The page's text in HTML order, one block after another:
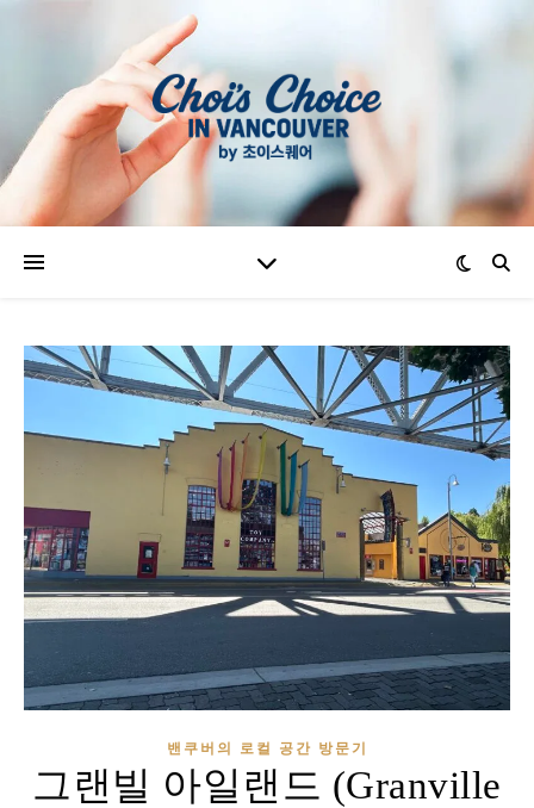
밴쿠버의 로컬 공간 방문기
그랜빌 아일랜드 (Granville